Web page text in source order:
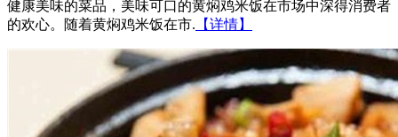
健康美味的菜品，美味可口的黄焖鸡米饭在市场中深得消费者
的欢心。随着黄焖鸡米饭在市. 【详情】